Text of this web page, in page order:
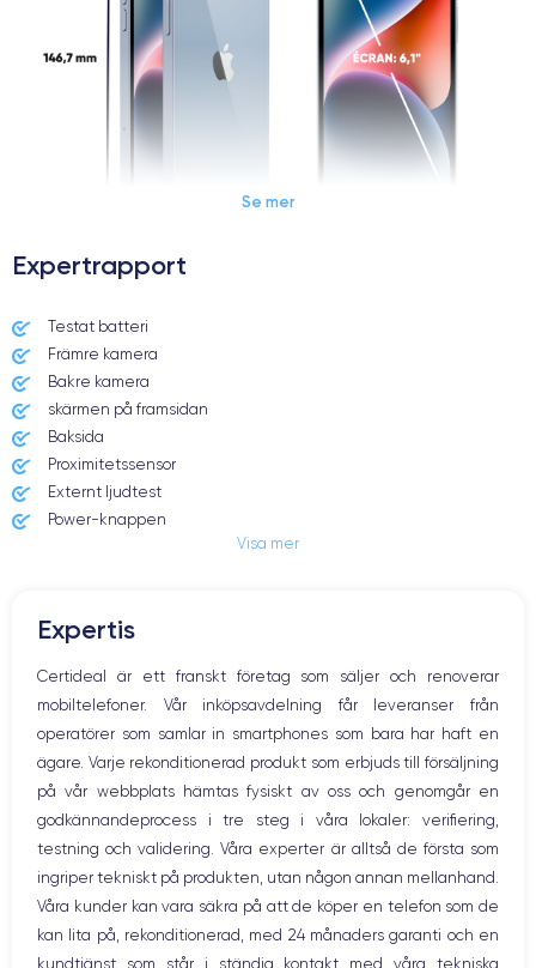
Date de sortie
7/09/2022
Dimensions
OLED 6.1 pouces
Puce A15 Bionic 6
Nom GPU
GPU 5 cœurs
Fréq. processeur
3.22 GHz
12 Mpx 12 Mpx
Résolution vidéo
4K - 3840 x 2160 px
Recharge rapide
Oui, 20W
Batterie Type de SIM
Se mer
Expertrapport
Testat batteri
Främre kamera
Bakre kamera
skärmen på framsidan
Baksida
Proximitetssensor
Externt ljudtest
Power-knappen
Högtalare
Hem-knappen
Bluetooth
WiFi
Nätverk
Vibration
Prise USB
Visa mer
Expertis
Certideal är ett franskt företag som säljer och renoverar
mobiltelefoner. Vår inköpsavdelning får leveranser från
operatörer som samlar in smartphones som bara har haft en
ägare. Varje rekonditionerad produkt som erbjuds till försäljning
på vår webbplats hämtas fysiskt av oss och genomgår en
godkännandeprocess i tre steg i våra lokaler: verifiering,
testning och validering. Våra experter är alltså de första som
ingriper tekniskt på produkten, utan någon annan mellanhand.
Våra kunder kan vara säkra på att de köper en telefon som de
kan lita på, rekonditionerad, med 24 månaders garanti och en
kundtjänst som står i ständig kontakt med våra tekniska